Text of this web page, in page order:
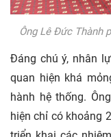
Ông Lê Đức Thành
Đáng chú ý, nhân
quan hiện khá
hành hệ thống.
hiện chỉ có khoảng